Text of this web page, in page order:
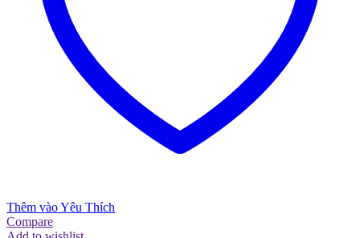
Thêm vào Yêu Thích
Compare